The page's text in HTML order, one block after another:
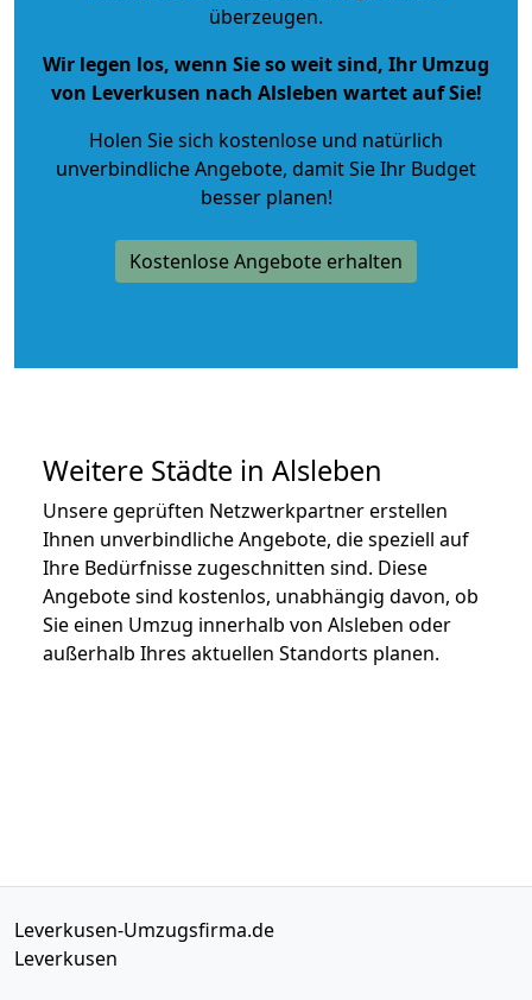
überzeugen.
Wir legen los, wenn Sie so weit sind, Ihr Umzug
von Leverkusen nach Alsleben wartet auf Sie!
Holen Sie sich kostenlose und natürlich
unverbindliche Angebote, damit Sie Ihr Budget
besser planen!
Kostenlose Angebote erhalten
Weitere Städte in Alsleben
Unsere geprüften Netzwerkpartner erstellen
Ihnen unverbindliche Angebote, die speziell auf
Ihre Bedürfnisse zugeschnitten sind. Diese
Angebote sind kostenlos, unabhängig davon, ob
Sie einen Umzug innerhalb von Alsleben oder
außerhalb Ihres aktuellen Standorts planen.
Leverkusen-Umzugsfirma.de
Leverkusen